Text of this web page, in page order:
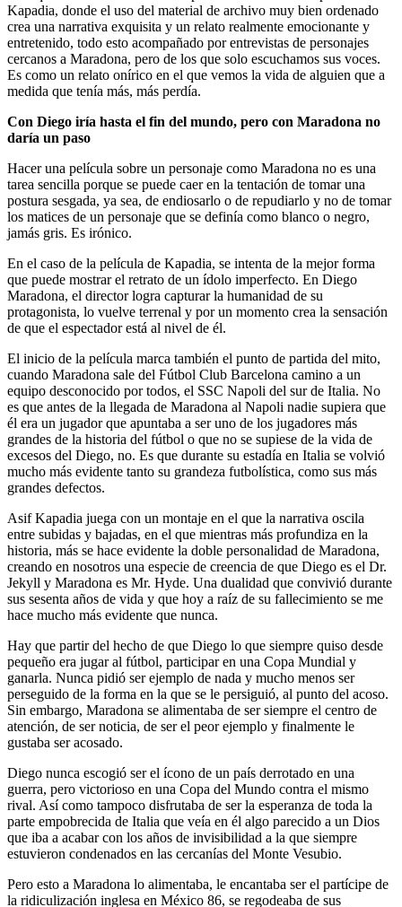
Kapadia, donde el uso del material de archivo muy bien ordenado
crea una narrativa exquisita y un relato realmente emocionante y
entretenido, todo esto acompañado por entrevistas de personajes
cercanos a Maradona, pero de los que solo escuchamos sus voces.
Es como un relato onírico en el que vemos la vida de alguien que a
medida que tenía más, más perdía.
Con Diego iría hasta el fin del mundo, pero con Maradona no
daría un paso
Hacer una película sobre un personaje como Maradona no es una
tarea sencilla porque se puede caer en la tentación de tomar una
postura sesgada, ya sea, de endiosarlo o de repudiarlo y no de tomar
los matices de un personaje que se definía como blanco o negro,
jamás gris. Es irónico.
En el caso de la película de Kapadia, se intenta de la mejor forma
que puede mostrar el retrato de un ídolo imperfecto. En Diego
Maradona, el director logra capturar la humanidad de su
protagonista, lo vuelve terrenal y por un momento crea la sensación
de que el espectador está al nivel de él.
El inicio de la película marca también el punto de partida del mito,
cuando Maradona sale del Fútbol Club Barcelona camino a un
equipo desconocido por todos, el SSC Napoli del sur de Italia. No
es que antes de la llegada de Maradona al Napoli nadie supiera que
él era un jugador que apuntaba a ser uno de los jugadores más
grandes de la historia del fútbol o que no se supiese de la vida de
excesos del Diego, no. Es que durante su estadía en Italia se volvió
mucho más evidente tanto su grandeza futbolística, como sus más
grandes defectos.
Asif Kapadia juega con un montaje en el que la narrativa oscila
entre subidas y bajadas, en el que mientras más profundiza en la
historia, más se hace evidente la doble personalidad de Maradona,
creando en nosotros una especie de creencia de que Diego es el Dr.
Jekyll y Maradona es Mr. Hyde. Una dualidad que convivió durante
sus sesenta años de vida y que hoy a raíz de su fallecimiento se me
hace mucho más evidente que nunca.
Hay que partir del hecho de que Diego lo que siempre quiso desde
pequeño era jugar al fútbol, participar en una Copa Mundial y
ganarla. Nunca pidió ser ejemplo de nada y mucho menos ser
perseguido de la forma en la que se le persiguió, al punto del acoso.
Sin embargo, Maradona se alimentaba de ser siempre el centro de
atención, de ser noticia, de ser el peor ejemplo y finalmente le
gustaba ser acosado.
Diego nunca escogió ser el ícono de un país derrotado en una
guerra, pero victorioso en una Copa del Mundo contra el mismo
rival. Así como tampoco disfrutaba de ser la esperanza de toda la
parte empobrecida de Italia que veía en él algo parecido a un Dios
que iba a acabar con los años de invisibilidad a la que siempre
estuvieron condenados en las cercanías del Monte Vesubio.
Pero esto a Maradona lo alimentaba, le encantaba ser el partícipe de
la ridiculización inglesa en México 86, se regodeaba de sus